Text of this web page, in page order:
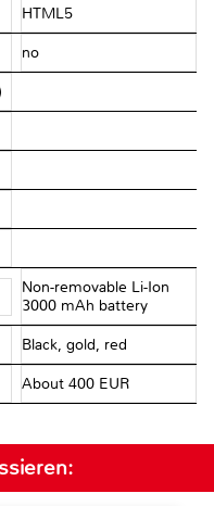
HTML5
no
Non-removable Li-Ion
3000 mAh battery
Black, gold, red
About 400 EUR